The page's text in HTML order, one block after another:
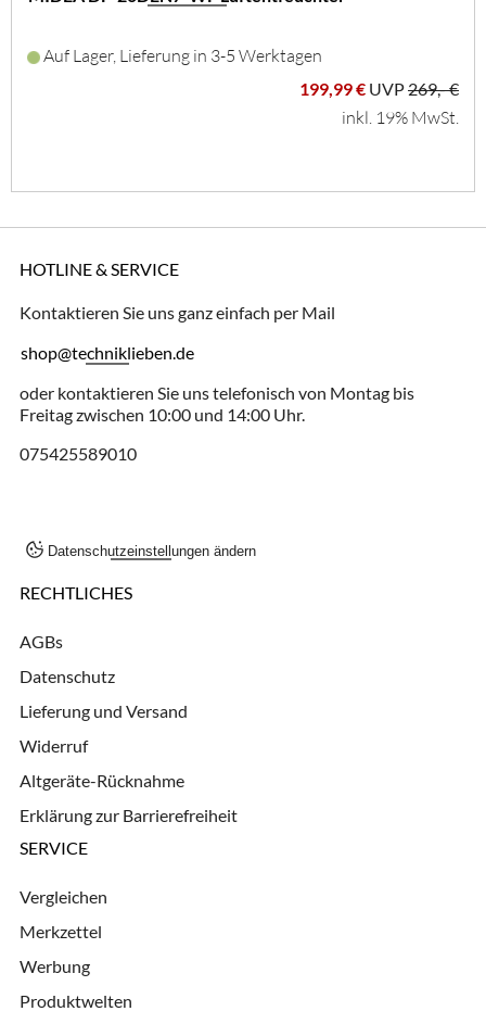
Auf Lager, Lieferung in 3-5 Werktagen
199,99 € UVP269,- €
inkl. 19% MwSt.
HOTLINE & SERVICE
Kontaktieren Sie uns ganz einfach per Mail
shop@techniklieben.de
oder kontaktieren Sie uns telefonisch von Montag bis
Freitag zwischen 10:00 und 14:00 Uhr.
075425589010
Datenschutzeinstellungen ändern
RECHTLICHES
AGBs
Datenschutz
Lieferung und Versand
Widerruf
Altgeräte-Rücknahme
Erklärung zur Barrierefreiheit
SERVICE
Vergleichen
Merkzettel
Werbung
Produktwelten